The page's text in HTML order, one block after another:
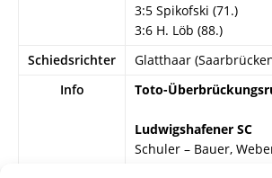
3:5 Spikofski (71.)
3:6 H. Löb (88.)
Schiedsrichter
Glatthaar
Info
Toto-
Ludwigshafener SC
Schuler – Bauer,